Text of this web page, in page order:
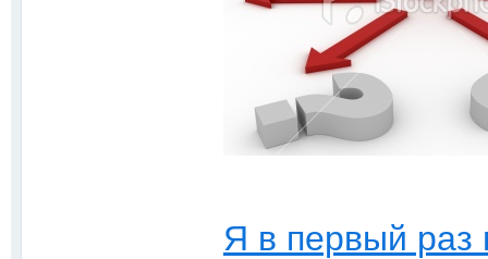
Я в первый раз